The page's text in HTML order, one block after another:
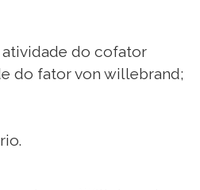
atividade do cofator
do fator von willebrand;